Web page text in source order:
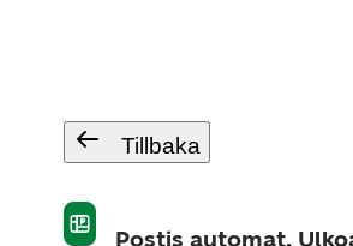
Tillbaka
Postis automat,